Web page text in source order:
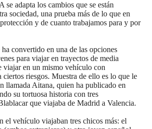
se adapta los cambios que se están
sociedad, una prueba más de lo que en
y de cuanto trabajamos para y por
convertido en una de las opciones
para viajar en trayectos de media
viajar en un mismo vehículo con
ciertos riesgos. Muestra de ello es lo que le
llamada Aitana, quien ha publicado en
su tortuosa historia con tres
que viajaba de Madrid a Valencia.
el vehículo viajaban tres chicos más: el